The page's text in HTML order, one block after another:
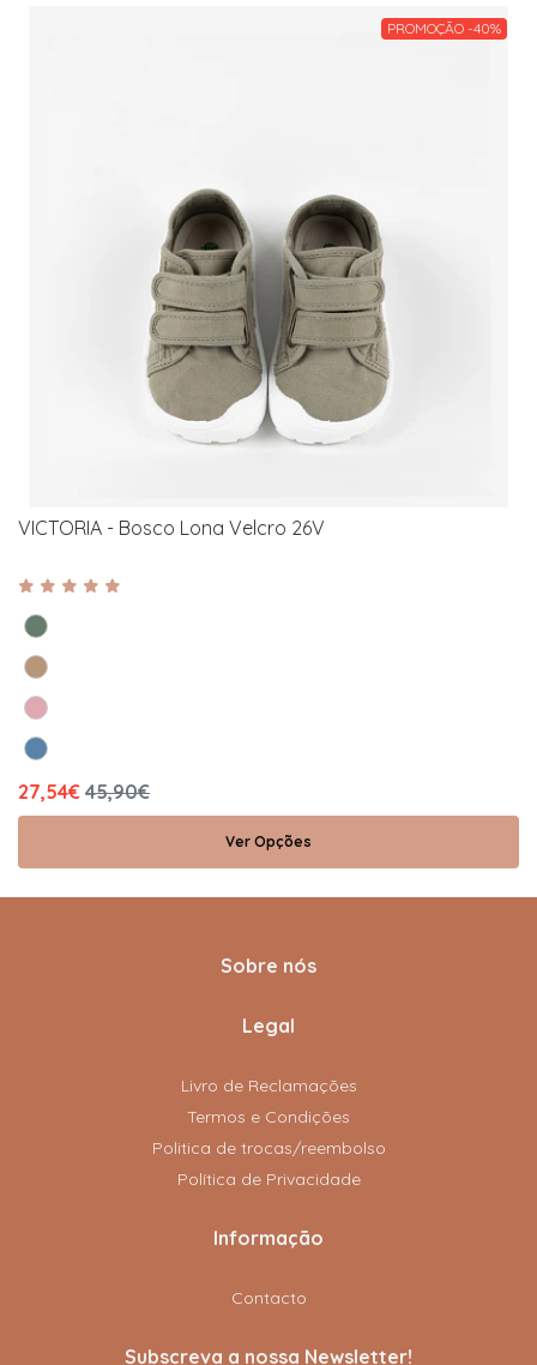
PROMOÇÃO -40%
VICTORIA - Bosco Lona Velcro 26V
27,54€ 45,90€
Ver Opções
Sobre nós
Legal
Livro de Reclamações
Termos e Condições
Politica de trocas/reembolso
Política de Privacidade
Informação
Contacto
Subscreva a nossa Newsletter!